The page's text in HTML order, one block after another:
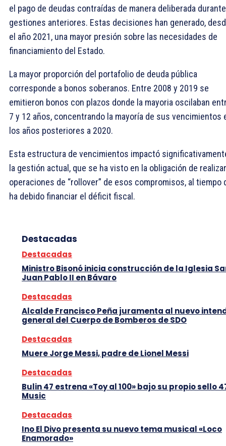
el pago de deudas contraídas de manera deliberada durante
gestiones anteriores. Estas decisiones han generado,
el año 2021, una mayor presión sobre las necesidades de
financiamiento del Estado.
La mayor proporción del portafolio de deuda pública
corresponde a bonos soberanos. Entre 2008 y 2019 se
emitieron bonos con plazos donde la mayoria oscilaban
7 y 12 años, concentrando la mayoría de sus vencimientos
los años posteriores a 2020.
Esta estructura de vencimientos impactó
la gestión actual, que se ha visto en la obligación de realizar
operaciones de “rollover” de esos compromisos, al tiempo
ha debido financiar el déficit fiscal.
Destacadas
Destacadas
Ministro Bisonó inicia construcción de la Iglesia
Juan Pablo II en Bávaro
Destacadas
Alcalde Francisco Peña juramenta al nuevo
general del Cuerpo de Bomberos de SDO
Destacadas
Muere Jorge Messi, padre de Lionel Messi
Destacadas
Bulin 47 estrena «Toy al 100» bajo su propio sello
Music
Destacadas
Ino El Divo presenta su nuevo tema musical «Loco
Enamorado»